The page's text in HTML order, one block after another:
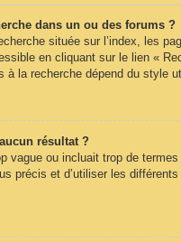
dans un ou des forums ?
située sur l’index, les
en cliquant sur le lien «
à la recherche dépend du style
résultat ?
vague ou incluait trop de
précis et d’utiliser les